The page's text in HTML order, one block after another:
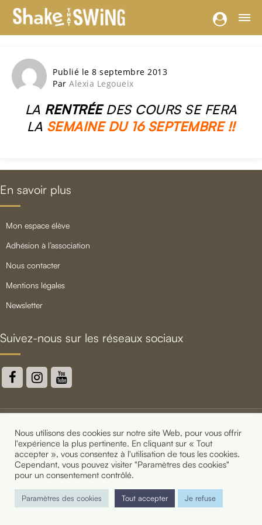
Publié le 8 septembre 2013
Par Alexia Legoueix
LA RENTRÉEDES COURS SE FERA
LA SEMAINE DU 16 SEPTEMBRE !!
En savoir plus
mon espace élève
adhésion à l’association
nous contacter
mentions légales
newsletter
Suivez-nous sur les réseaux sociaux
Copyright 2021 Shake That Swing - Cours de Lindy Hop,
Charleston et Jazz Roots à Paris
Nous utilisons des cookies sur notre site Web, pour vous offrir
l'expérience la plus pertinente. En cliquant sur « Tout
accepter », vous consentez à l'utilisation de tous les cookies.
Cependant, vous pouvez visiter "Paramètres des cookies"
pour un consentement contrôlé.
Paramètres des cookies Tout accepter Je refuse